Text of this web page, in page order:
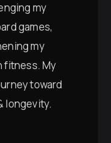
my
games,
my
fitness. My
toward
longevity.